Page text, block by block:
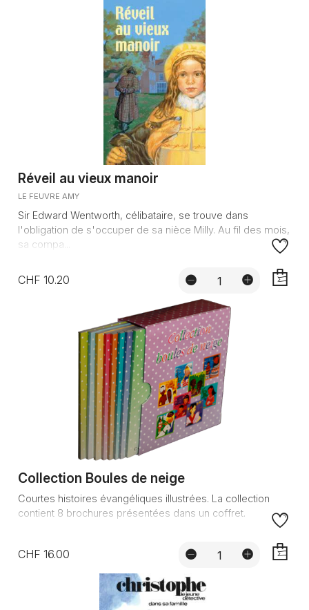
Réveil au vieux manoir
LE FEUVRE AMY
Sir Edward Wentworth, célibataire, se trouve dans
l'obligation de s'occuper de sa nièce Milly. Au fil des mois,
sa compa...
CHF 10.20
Collection Boules de neige
Courtes histoires évangéliques illustrées. La collection
contient 8 brochures présentées dans un coffret.
CHF 16.00